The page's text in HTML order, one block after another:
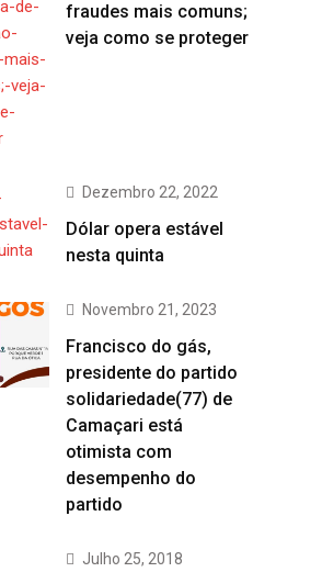
fraudes mais comuns;
veja como se proteger
Dezembro 22, 2022
Dólar opera estável
nesta quinta
Novembro 21, 2023
Francisco do gás,
presidente do partido
solidariedade(77) de
Camaçari está
otimista com
desempenho do
partido
Julho 25, 2018